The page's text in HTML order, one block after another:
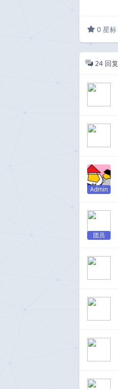
0 星标
24 回复
Admin
团员